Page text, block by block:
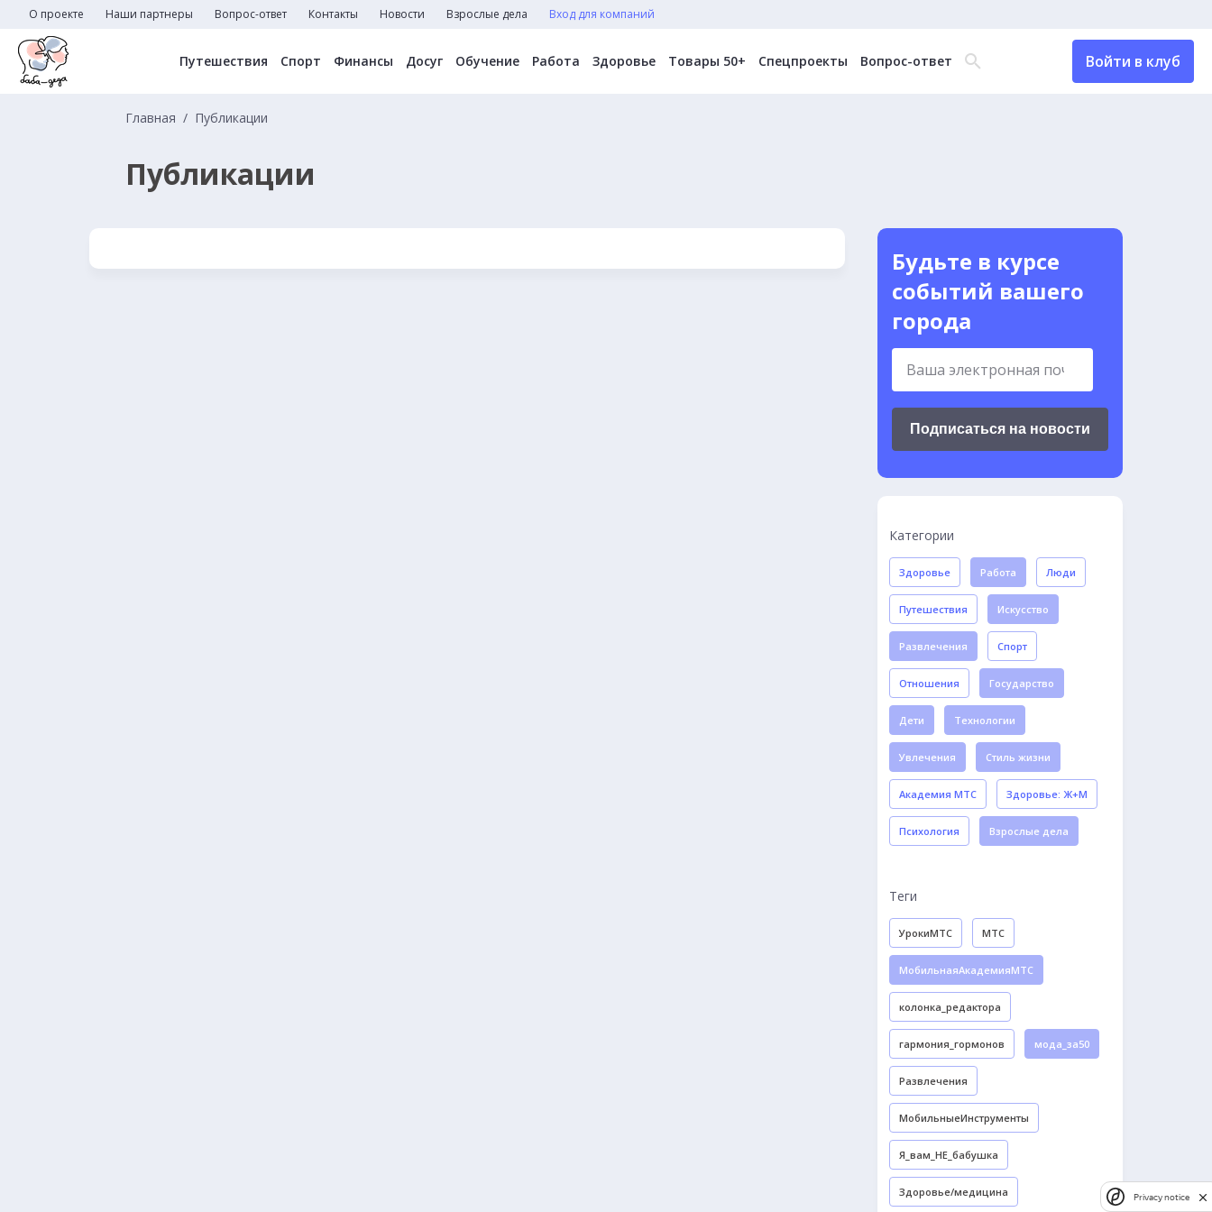
О проекте Наши партнеры Вопрос-ответ Контакты Новости Взрослые дела Вход для компаний
Путешествия Спорт Финансы Досуг Обучение Работа Здоровье Товары 50+ Спецпроекты Вопрос-ответ Войти в клуб
Главная Публикации
Публикации
Будьте в курсе
событий вашего
города
Подписаться на новости
Категории
Здоровье Работа Люди
Путешествия Искусство
Развлечения Спорт
Отношения Государство
Дети Технологии
Увлечения Стиль жизни
Академия МТС Здоровье: Ж+М
Психология Взрослые дела
Теги
УрокиМТС МТС
МобильнаяАкадемияМТС
колонка_редактора
гармония_гормонов мода_за50
Развлечения
МобильныеИнструменты
Я_вам_НЕ_бабушка
Здоровье/медицина Privacy notice